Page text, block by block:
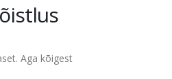
Aga kõigest